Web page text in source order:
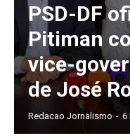
PSD-DF
Pitiman
vice-
de José
Redacao Jornalismo - 6